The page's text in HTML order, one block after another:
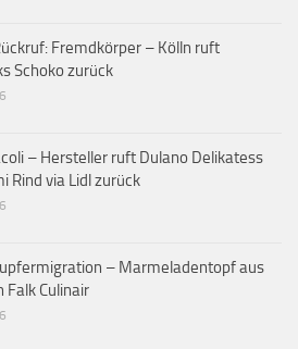
Fremdkörper – Kölln ruft
Schoko zurück
– Hersteller ruft Dulano Delikatess
Rind via Lidl zurück
– Marmeladentopf aus
Falk Culinair